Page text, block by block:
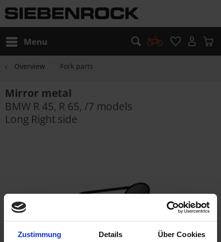
Zustimmung Details Über Cookies
Menu
Overview Fork parts
Mirror metal
BMW R 45, R 65, /7 models
Long Right side